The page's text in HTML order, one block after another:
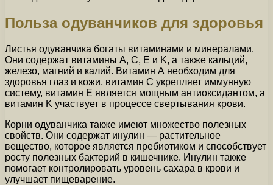
Польза одуванчиков для здоровья
Листья одуванчика богаты витаминами и минералами.
Они содержат витамины А, С, E и K, а также кальций,
железо, магний и калий. Витамин А необходим для
здоровья глаз и кожи, витамин С укрепляет иммунную
систему, витамин E является мощным антиоксидантом, а
витамин K участвует в процессе свертывания крови.
Корни одуванчика также имеют множество полезных
свойств. Они содержат инулин — растительное
вещество, которое является пребиотиком и способствует
росту полезных бактерий в кишечнике. Инулин также
помогает контролировать уровень сахара в крови и
улучшает пищеварение.